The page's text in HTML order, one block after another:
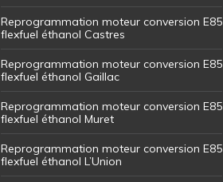
Reprogrammation moteur conversion E85
flexfuel éthanol Castres
Reprogrammation moteur conversion E85
flexfuel éthanol Gaillac
Reprogrammation moteur conversion E85
flexfuel éthanol Muret
Reprogrammation moteur conversion E85
flexfuel éthanol L’Union